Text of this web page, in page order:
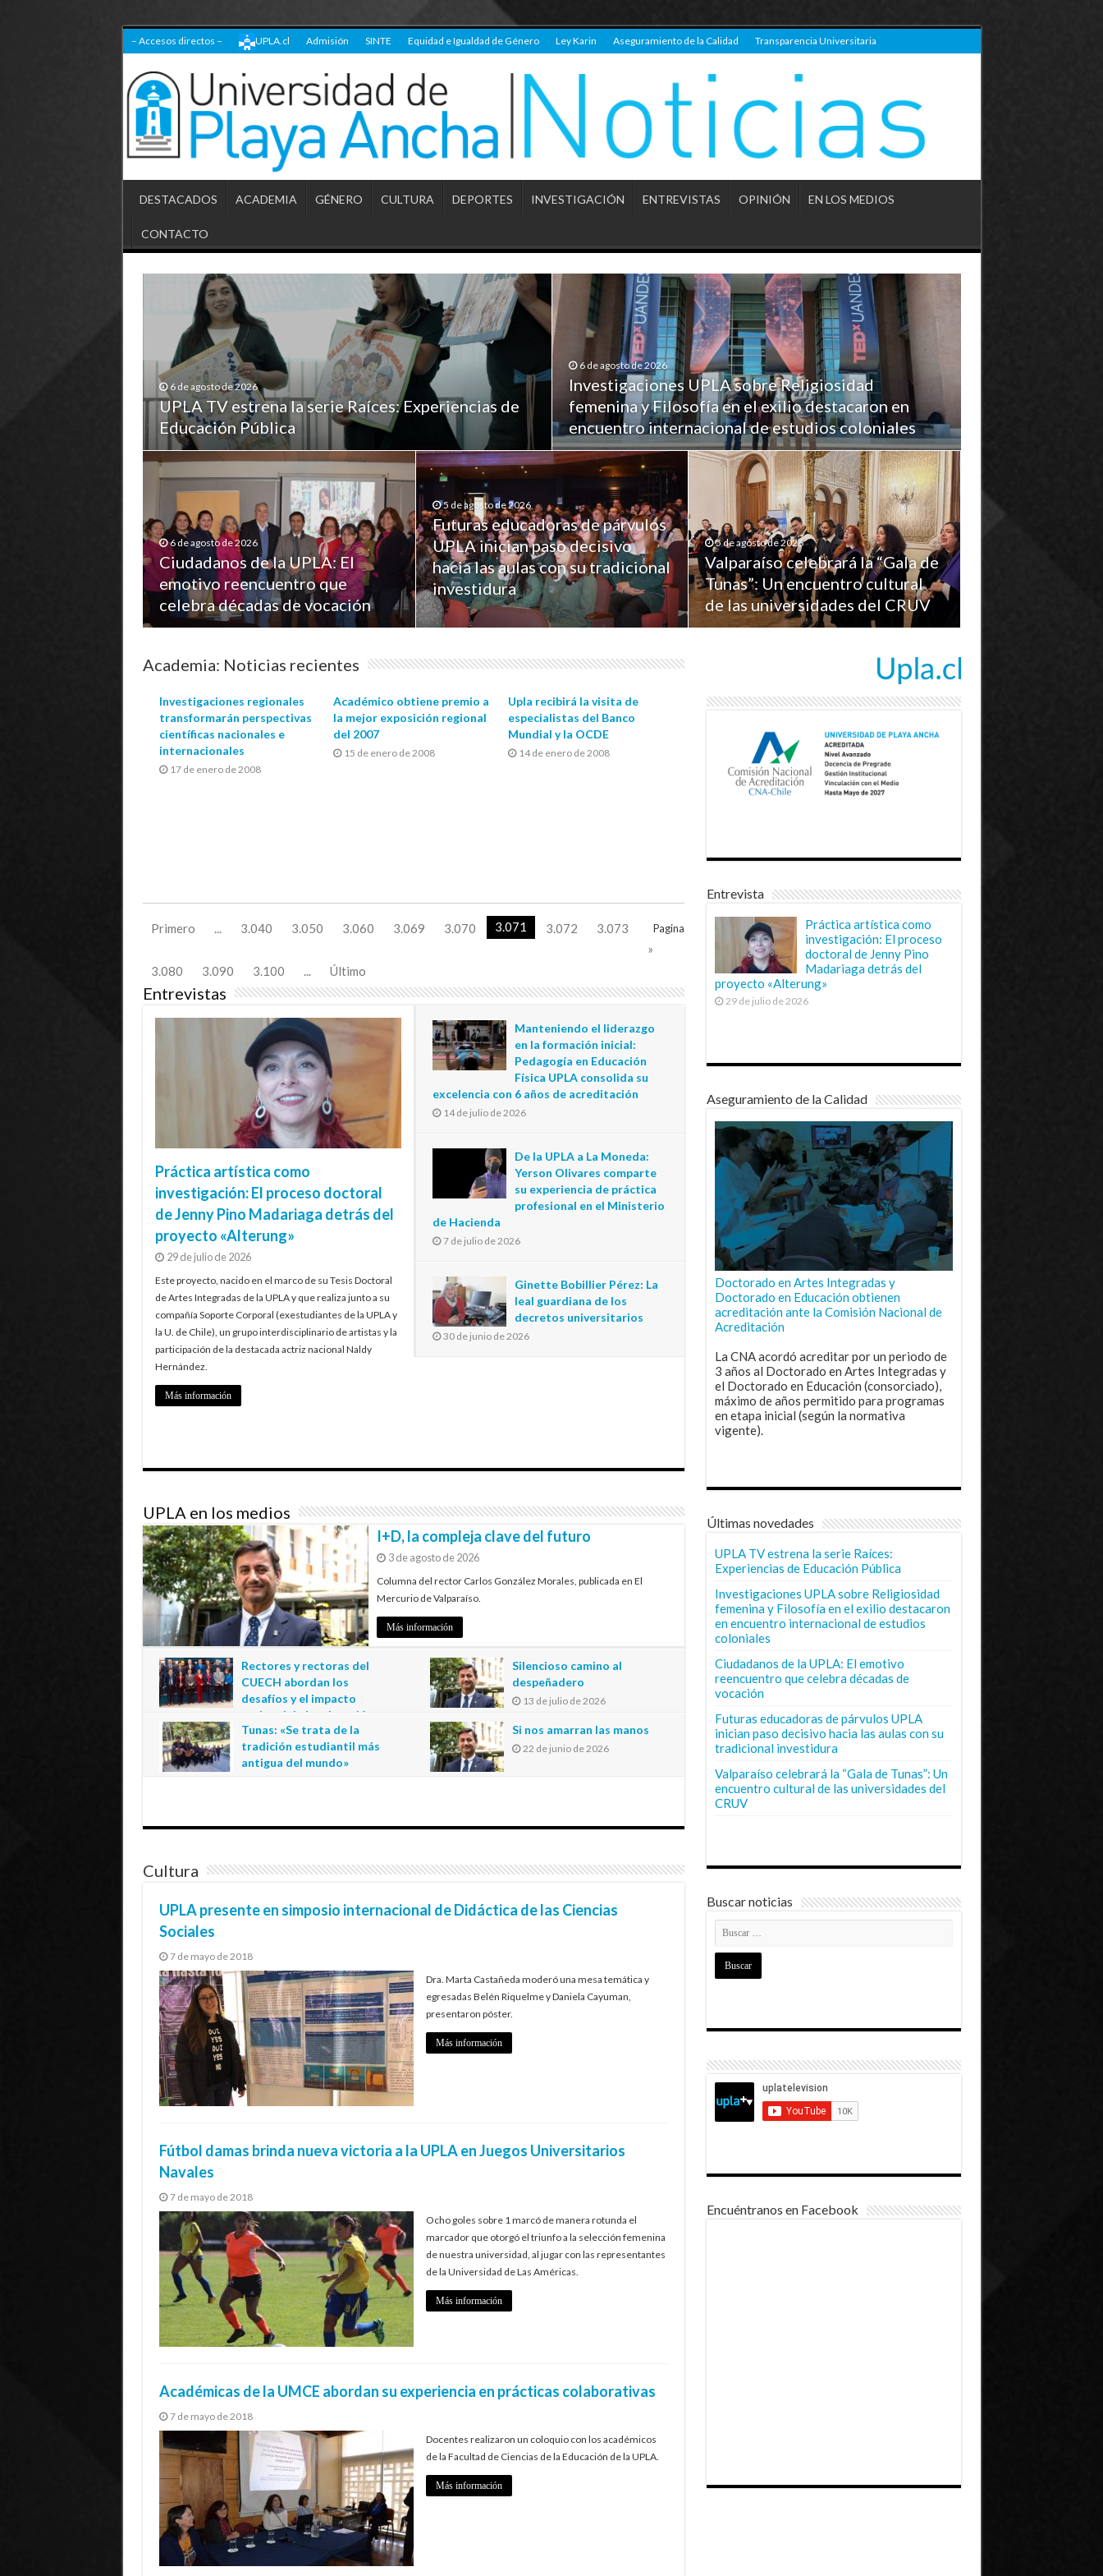
– Accesos directos – UPLA.cl Admisión SINTE Equidad e Igualdad de Género Ley Karin Aseguramiento de la Calidad Transparencia Universitaria
DESTACADOS ACADEMIA GÉNERO CULTURA DEPORTES INVESTIGACIÓN ENTREVISTAS OPINIÓN EN LOS MEDIOS
CONTACTO
6 de agosto de 2026
UPLA TV estrena la serie Raíces: Experiencias de
Educación Pública
6 de agosto de 2026
Investigaciones UPLA sobre Religiosidad
femenina y Filosofía en el exilio destacaron en
encuentro internacional de estudios coloniales
6 de agosto de 2026
Ciudadanos de la UPLA: El
emotivo reencuentro que
celebra décadas de vocación
5 de agosto de 2026
Futuras educadoras de párvulos
UPLA inician paso decisivo
hacia las aulas con su tradicional
investidura
5 de agosto de 2026
Valparaíso celebrará la “Gala de
Tunas”: Un encuentro cultural
de las universidades del CRUV
Academia: Noticias recientes
Investigaciones regionales
transformarán perspectivas
científicas nacionales e
internacionales
17 de enero de 2008
Académico obtiene premio a
la mejor exposición regional
del 2007
15 de enero de 2008
Upla recibirá la visita de
especialistas del Banco
Mundial y la OCDE
14 de enero de 2008
Pagina
Primero 3.040 3.050 3.060 3.069 3.070 3.071 3.072
3.073
»
3.080
3.090 3.100 Último
Entrevistas
Práctica artística como
investigación: El proceso doctoral
de Jenny Pino Madariaga detrás del
proyecto «Alterung»
29 de julio de 2026
Este proyecto, nacido en el marco de su Tesis Doctoral
de Artes Integradas de la UPLA y que realiza junto a su
compañía Soporte Corporal (exestudiantes de la UPLA y
la U. de Chile), un grupo interdisciplinario de artistas y la
participación de la destacada actriz nacional Naldy
Hernández.
Más información
Manteniendo el liderazgo
en la formación inicial:
Pedagogía en Educación
Física UPLA consolida su
excelencia con 6 años de acreditación
14 de julio de 2026
De la UPLA a La Moneda:
Yerson Olivares comparte
su experiencia de práctica
profesional en el Ministerio
de Hacienda
7 de julio de 2026
Ginette Bobillier Pérez: La
leal guardiana de los
decretos universitarios
30 de junio de 2026
UPLA en los medios
I+D, la compleja clave del futuro
3 de agosto de 2026
Columna del rector Carlos González Morales, publicada en El
Mercurio de Valparaíso.
Más información
Rectores y rectoras del
CUECH abordan los
desafíos y el impacto
regional de la educación
estatal en Tarapacá
20 de julio de 2026
Silencioso camino al
despeñadero
13 de julio de 2026
Tunas: «Se trata de la
tradición estudiantil más
antigua del mundo»
Si nos amarran las manos
22 de junio de 2026
Cultura
UPLA presente en simposio internacional de Didáctica de las Ciencias
Sociales
7 de mayo de 2018
Dra. Marta Castañeda moderó una mesa temática y
egresadas Belén Riquelme y Daniela Cayuman,
presentaron póster.
Más información
Fútbol damas brinda nueva victoria a la UPLA en Juegos Universitarios
Navales
7 de mayo de 2018
Ocho goles sobre 1 marcó de manera rotunda el
marcador que otorgó el triunfo a la selección femenina
de nuestra universidad, al jugar con las representantes
de la Universidad de Las Américas.
Más información
Académicas de la UMCE abordan su experiencia en prácticas colaborativas
7 de mayo de 2018
Docentes realizaron un coloquio con los académicos
de la Facultad de Ciencias de la Educación de la UPLA.
Más información
Entrevista
Práctica artística como
investigación: El proceso
doctoral de Jenny Pino
Madariaga detrás del
proyecto «Alterung»
29 de julio de 2026
Aseguramiento de la Calidad
Doctorado en Artes Integradas y
Doctorado en Educación obtienen
acreditación ante la Comisión Nacional de
Acreditación
La CNA acordó acreditar por un periodo de
3 años al Doctorado en Artes Integradas y
el Doctorado en Educación (consorciado),
máximo de años permitido para programas
en etapa inicial (según la normativa
vigente).
Últimas novedades
UPLA TV estrena la serie Raíces:
Experiencias de Educación Pública
Investigaciones UPLA sobre Religiosidad
femenina y Filosofía en el exilio destacaron
en encuentro internacional de estudios
coloniales
Ciudadanos de la UPLA: El emotivo
reencuentro que celebra décadas de
vocación
Futuras educadoras de párvulos UPLA
inician paso decisivo hacia las aulas con su
tradicional investidura
Valparaíso celebrará la “Gala de Tunas”: Un
encuentro cultural de las universidades del
CRUV
Buscar noticias
Encuéntranos en Facebook